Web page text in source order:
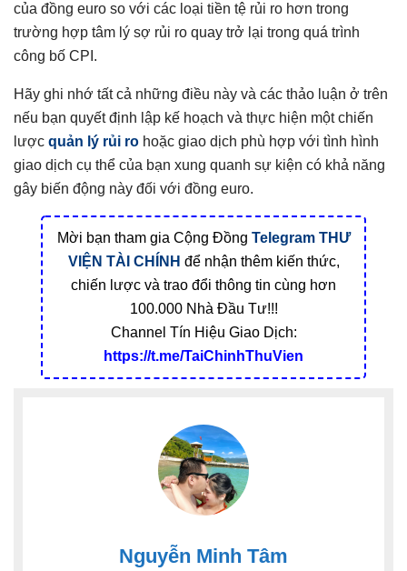
của đồng euro so với các loại tiền tệ rủi ro hơn trong
trường hợp tâm lý sợ rủi ro quay trở lại trong quá trình
công bố CPI.
Hãy ghi nhớ tất cả những điều này và các thảo luận ở trên
nếu bạn quyết định lập kế hoạch và thực hiện một chiến
lược quản lý rủi ro hoặc giao dịch phù hợp với tình hình
giao dịch cụ thể của bạn xung quanh sự kiện có khả năng
gây biến động này đối với đồng euro.
Mời bạn tham gia Cộng Đồng Telegram THƯ
VIỆN TÀI CHÍNH để nhận thêm kiến thức,
chiến lược và trao đổi thông tin cùng hơn
100.000 Nhà Đầu Tư!!!
Channel Tín Hiệu Giao Dịch:
https://t.me/TaiChinhThuVien
Nguyễn Minh Tâm